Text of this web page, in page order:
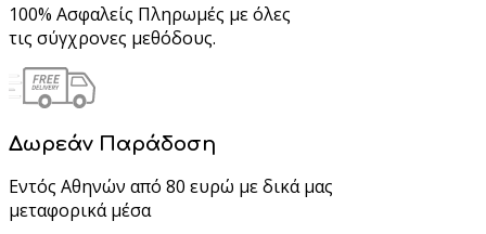
100% Ασφαλείς Πληρωμές με όλες
τις σύγχρονες μεθόδους.
Δωρεάν Παράδοση
Εντός Αθηνών από 80 ευρώ με δικά μας
μεταφορικά μέσα